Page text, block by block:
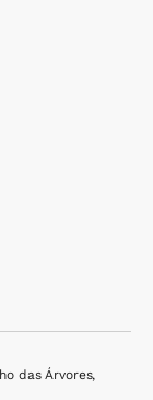
das Árvores,